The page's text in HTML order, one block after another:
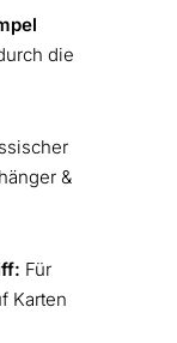
die
&
Für
Karten